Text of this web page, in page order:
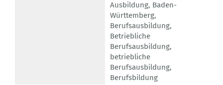
Ausbildung, Baden-
Württemberg,
Berufsausbildung,
Betriebliche
Berufsausbildung,
betriebliche
Berufsausbildung,
Berufsbildung